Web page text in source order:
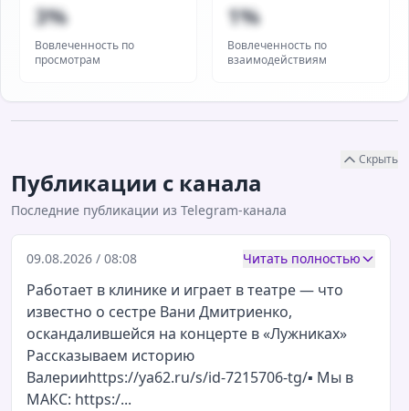
3%
Вовлеченность по
просмотрам
1%
Вовлеченность по
взаимодействиям
Скрыть
Публикации с канала
Последние публикации из Telegram-канала
09.08.2026 / 08:08 Читать полностью
Работает в клинике и играет в театре — что
известно о сестре Вани Дмитриенко,
оскандалившейся на концерте в «Лужниках»
Рассказываем историю
Валерииhttps://ya62.ru/s/id-7215706-tg/▪️ Мы в
МАКС: https:/...